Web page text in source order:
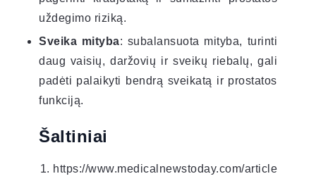
uždegimo riziką.
Sveika mityba: subalansuota mityba, turinti
daug vaisių, daržovių ir sveikų riebalų, gali
padėti palaikyti bendrą sveikatą ir prostatos
funkciją.
Šaltiniai
https://www.medicalnewstoday.com/article